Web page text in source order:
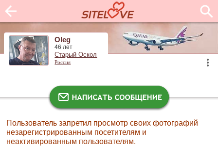
Oleg
46 лет
Старый Оскол
Россия
Пользователь запретил просмотр своих фотографий
незарегистрированным посетителям и
неактивированным пользователям.